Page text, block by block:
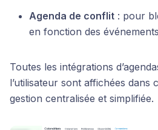
Agenda de conflit : pour
en fonction des
Toutes les intégrations
l’utilisateur sont affichées dans
gestion centralisée et simplifiée.